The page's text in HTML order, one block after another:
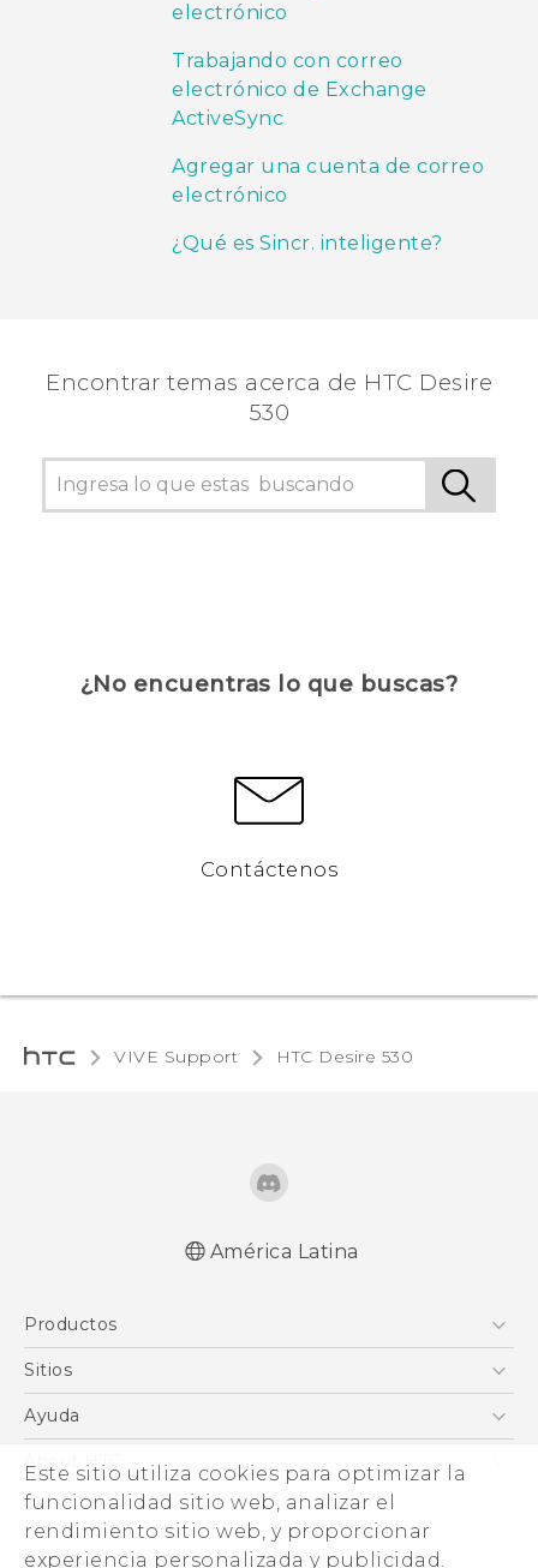
Este sitio utiliza cookies para optimizar la
funcionalidad sitio web, analizar el
rendimiento sitio web, y proporcionar
experiencia personalizada y publicidad.
electrónico
Trabajando con correo
electrónico de Exchange
ActiveSync
Agregar una cuenta de correo
electrónico
¿Qué es Sincr. inteligente?
Encontrar temas acerca de HTC Desire
530
¿No encuentras lo que buscas?
Contáctenos
VIVE Support HTC Desire 530‎
English - User manual
América Latina
Productos
5G
EXODUS
VIVE
VIVEPORT
Sitios
HTC Desarrollo
VIVE
Ayuda
About HTC
ESG
Seguridad del producto